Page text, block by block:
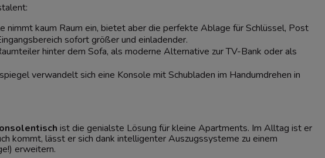
nimmt kaum Raum ein, bietet aber die perfekte Ablage für Schlüssel, Post
sofort größer und einladender.
hinter dem Sofa, als moderne Alternative zur TV-Bank oder als
verwandelt sich eine Konsole mit Schubladen im Handumdrehen in
ist die genialste Lösung für kleine Apartments. Im Alltag ist er
kommt, lässt er sich dank intelligenter Auszugssysteme zu einem
erweitern.